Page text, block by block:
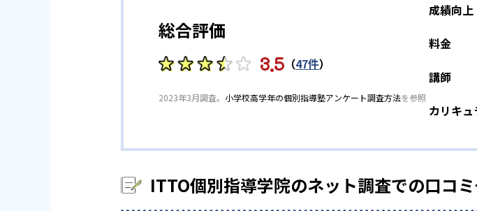
総合評価
3.5 （47件）
2023年3月調査。 小学校高学年の個別指導塾アンケート調査方法を参照
成績向上
料金
講師
カリキュ
ITTO個別指導学院のネット調査での口コ